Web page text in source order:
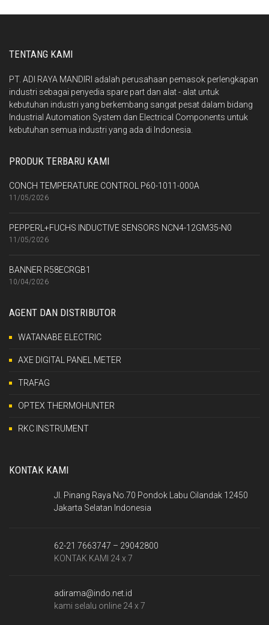
TENTANG KAMI
PT. ADI RAYA MANDIRI adalah perusahaan pemasok perlengkapan
industri sebagai penyedia spare part dan alat - alat untuk
kebutuhan industri yang berkembang sangat pesat dalam bidang
Industrial Automation System dan Electrical Components untuk
kebutuhan semua industri yang ada di Indonesia.
PRODUK TERBARU KAMI
CONCH TEMPERATURE CONTROL P60-1011-000A
11/05/2026
PEPPERL+FUCHS INDUCTIVE SENSORS NCN4-12GM35-N0
11/05/2026
BANNER R58ECRGB1
10/04/2026
AGENT DAN DISTRIBUTOR
WATANABE ELECTRIC
AXE DIGITAL PANEL METER
TRAFAG
OPTEX THERMOHUNTER
RKC INSTRUMENT
KONTAK KAMI
Jl. Pinang Raya No.70 Pondok Labu Cilandak 12450
Jakarta Selatan Indonesia
62-21 7663747 – 29042800
KONTAK KAMI 24 x 7
adirama@indo.net.id
kami selalu online 24 x 7